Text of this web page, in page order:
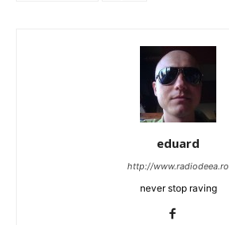
eduard
http://www.radiodeea.ro
never stop raving